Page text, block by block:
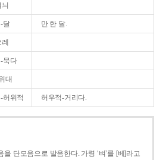
달 만 한 달.
묵다
대
허위적 허우적-거리다.
단모음으로 발음한다. 가령 ‘벼’를 [베]라고